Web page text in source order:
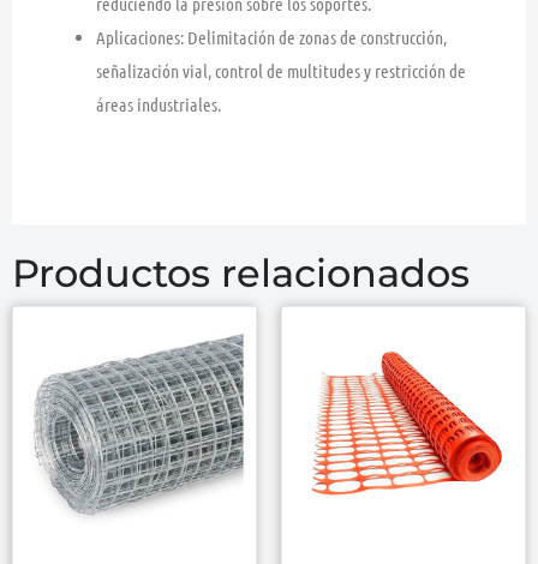
Aplicaciones: Delimitación de zonas de construcción,
señalización vial, control de multitudes y restricción de
áreas industriales.
Productos relacionados